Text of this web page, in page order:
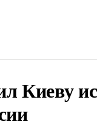
Киеву